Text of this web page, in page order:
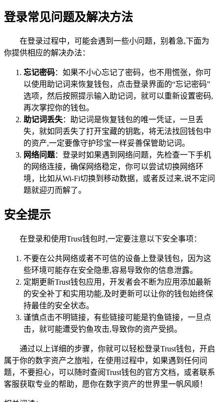
登录常见问题及解决方法
在登录过程中，可能会遇到一些小问题，别着急,下面为
你提供相应的解决办法：
忘记密码：如果不小心忘记了密码，也不用慌张，你可
以使用助记词来恢复钱包，点击登录界面的“忘记密码”
选项，然后按照提示输入助记词，就可以重新设置密码,
再次掌控你的钱包。
助记词丢失：助记词是恢复钱包的唯一凭证，一旦丢
失，就如同丢失了打开宝藏的钥匙，将无法找回钱包中
的资产,一定要像守护珍宝一样妥善保管助记词。
网络问题：登录时如果遇到网络问题，先检查一下手机
的网络连接，确保网络稳定，你可以尝试切换网络环
境，比如从Wi-Fi切换到移动数据，或者反过来,说不定问
题就迎刃而解了。
安全提示
在登录和使用Trust钱包时,一定要注意以下安全事项：
不要在公共网络或者不可信的设备上登录钱包，因为这
些环境可能存在安全隐患,容易导致你的信息泄露。
定期更新Trust钱包应用，开发者会不断为应用添加最新
的安全补丁和实用功能,及时更新可以让你的钱包始终保
持最佳的安全状态。
谨慎点击不明链接，有些链接可能是钓鱼链接，一旦点
击，就可能遭受钓鱼攻击,导致你的资产受损。
通过以上详细的步骤，你就可以轻松登录Trust钱包，开启
属于你的数字资产之旅啦，在使用过程中，如果遇到任何问
题，不要担心，可以随时查阅Trust钱包的官方文档，或者联系
客服获取专业的帮助，愿你在数字资产的世界里一帆风顺！